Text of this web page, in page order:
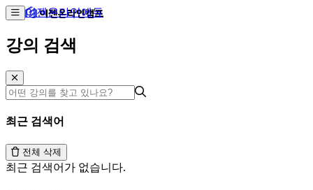
이젠온라인에듀
강의 검색
최근 검색어
전체 삭제
최근 검색어가 없습니다.